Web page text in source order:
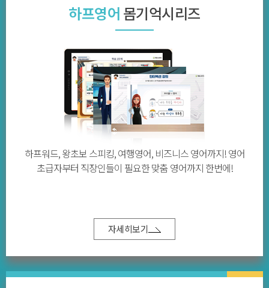
하프영어 몸기억시리즈
하프워드, 왕초보 스피킹, 여행영어, 비즈니스 영어까지! 영어
초급자부터 직장인들이 필요한 맞춤 영어까지 한번에!
자세히보기